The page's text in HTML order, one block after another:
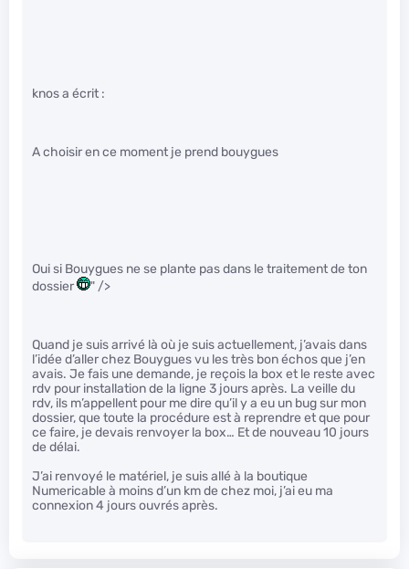
knos a écrit :
A choisir en ce moment je prend bouygues
Oui si Bouygues ne se plante pas dans le traitement de ton
dossier
" />
Quand je suis arrivé là où je suis actuellement, j’avais dans
l’idée d’aller chez Bouygues vu les très bon échos que j’en
avais. Je fais une demande, je reçois la box et le reste avec
rdv pour installation de la ligne 3 jours après. La veille du
rdv, ils m’appellent pour me dire qu’il y a eu un bug sur mon
dossier, que toute la procédure est à reprendre et que pour
ce faire, je devais renvoyer la box… Et de nouveau 10 jours
de délai.
J’ai renvoyé le matériel, je suis allé à la boutique
Numericable à moins d’un km de chez moi, j’ai eu ma
connexion 4 jours ouvrés après.